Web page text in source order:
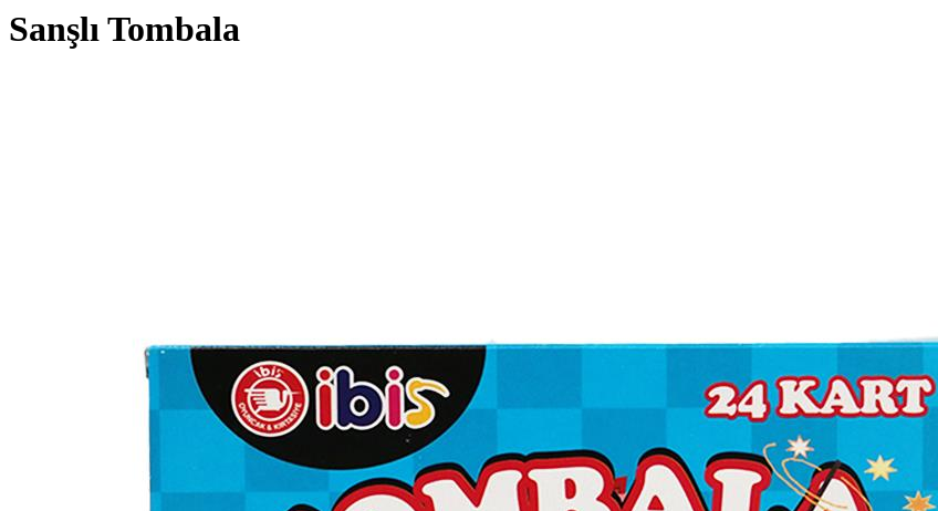
Sanşlı Tombala